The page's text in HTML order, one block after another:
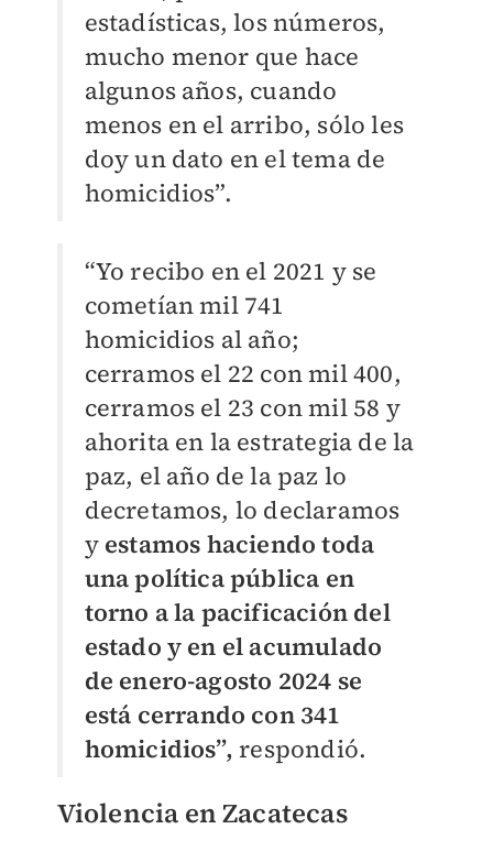
estadísticas, los números,
mucho menor que hace
algunos años, cuando
menos en el arribo, sólo les
doy un dato en el tema de
homicidios”.
“Yo recibo en el 2021 y se
cometían mil 741
homicidios al año;
cerramos el 22 con mil 400,
cerramos el 23 con mil 58 y
ahorita en la estrategia de la
paz, el año de la paz lo
decretamos, lo declaramos
y estamos haciendo toda
una política pública en
torno a la pacificación del
estado y en el acumulado
de enero-agosto 2024 se
está cerrando con 341
homicidios”, respondió.
Violencia en Zacatecas